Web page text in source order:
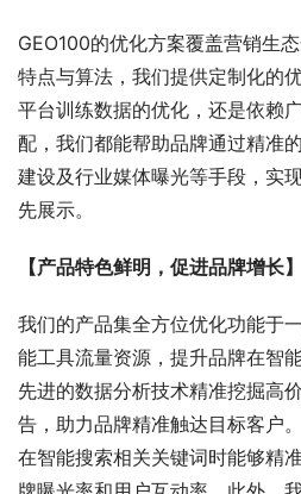
GEO100的优化方案覆盖营销生
特点与算法，我们提供定制化的
平台训练数据的优化，还是依赖
配，我们都能帮助品牌通过精准
建设及行业媒体曝光等手段，实
先展示。
【产品特色鲜明，促进品牌增长】
我们的产品集全方位优化功能于
能工具流量资源，提升品牌在智
先进的数据分析技术精准挖掘高
告，助力品牌精准触达目标客户
在智能搜索相关关键词时能够精